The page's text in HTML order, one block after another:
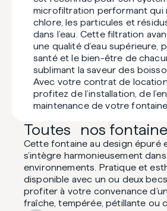
microfiltration performant qui
chlore, les particules et
dans l’eau. Cette filtration
une qualité d’eau supérieure,
santé et le bien-être de
sublimant la saveur des
Avec votre contrat de
profitez de l’installation, de
maintenance de votre fontaine.
Toutes nos
Cette fontaine au design épuré
s’intègre harmonieusement
environnements. Pratique et
disponible avec un ou deux
profiter à votre convenance
fraîche, tempérée, pétillante ou